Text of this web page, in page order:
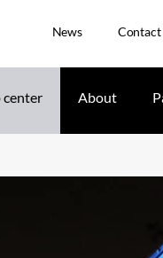
News Contact
center About